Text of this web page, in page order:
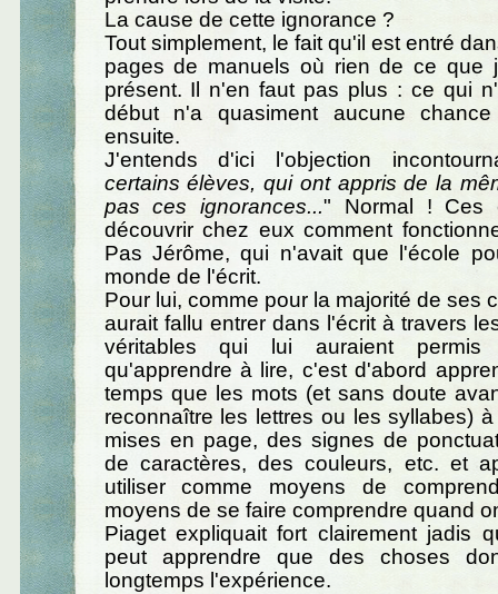
La cause de cette ignorance ?
Tout simplement, le fait qu'il est entré
pages de manuels où rien de ce que
présent. Il n'en faut pas plus : ce qui
début n'a quasiment aucune
ensuite.
J'entends d'ici l'objection
certains élèves, qui ont appris de la
pas ces ignorances..." Normal ! Ces
découvrir chez eux comment
Pas Jérôme, qui n'avait que l'école
monde de l'écrit.
Pour lui, comme pour la majorité de ses
aurait fallu entrer dans l'écrit à travers
véritables qui lui auraient permis
qu'apprendre à lire, c'est d'abord
temps que les mots (et sans doute
reconnaître les lettres ou les syllabes)
mises en page, des signes de
de caractères, des couleurs, etc. et
utiliser comme moyens de
moyens de se faire comprendre quand
Piaget expliquait fort clairement jadis
peut apprendre que des choses
longtemps l'expérience.